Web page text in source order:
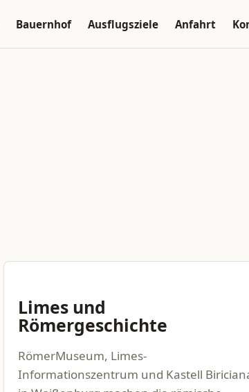
Bauernhof Ausflugsziele Anfahrt
Limes und
Römergeschichte
RömerMuseum, Limes-
Informationszentrum und Kastell